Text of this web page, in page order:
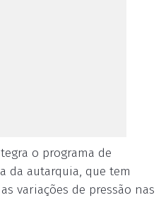
o programa de
da autarquia, que tem
variações de pressão nas